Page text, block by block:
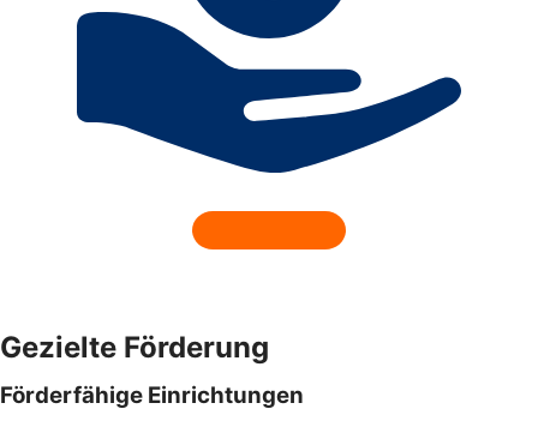
Gezielte Förderung
Förderfähige Einrichtungen